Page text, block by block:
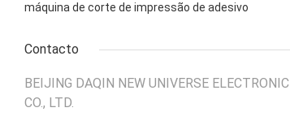
máquina de corte de impressão de adesivo
Contacto
BEIJING DAQIN NEW UNIVERSE ELECTRONIC
CO., LTD.